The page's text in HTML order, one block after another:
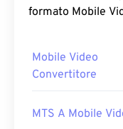
open sourceè la
funzionalità di
quando si utilizza
formato Mobile
Mobile Video
Convertitore
MTS A Mobile